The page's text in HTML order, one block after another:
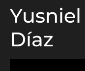
Yusniel
Díaz